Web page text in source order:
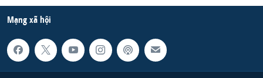
Mạng xã hội